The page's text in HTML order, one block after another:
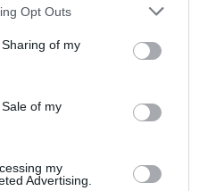
Opt Outs
of my
of my
my
Advertising.
Εταιρεία*